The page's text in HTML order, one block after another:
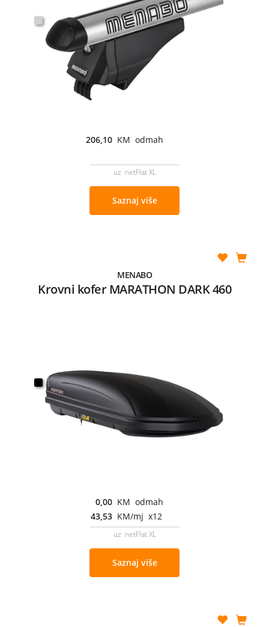
206,10 KM odmah
uz netFlat XL
Saznaj više
MENABO
Krovni kofer MARATHON DARK 460
0,00 KM odmah
43,53 KM/mj x12
uz netFlat XL
Saznaj više